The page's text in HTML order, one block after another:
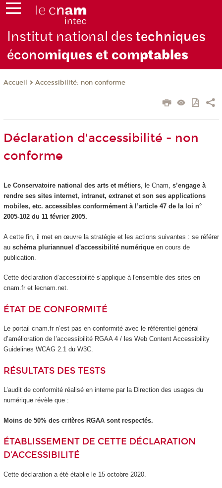
Institut national destechniques
économiques et comptables
Accueil Accessibilité: non conforme
Déclaration d'accessibilité - non
conforme
Le Conservatoire national des arts et métiers, le Cnam, s’engage à
rendre ses sites internet, intranet, extranet et son ses applications
mobiles, etc. accessibles conformément à l’article 47 de la loi n°
2005-102 du 11 février 2005.
A cette fin, il met en œuvre la stratégie et les actions suivantes : se référer
au schéma pluriannuel d'accessibilité numériqueen cours de
publication.
Cette déclaration d’accessibilité s’applique à l'ensemble des sites en
cnam.fr et lecnam.net.
ÉTAT DE CONFORMITÉ
Le portail cnam.fr n’est pas en conformité avec le référentiel général
d’amélioration de l’accessibilité RGAA 4 / les Web Content Accessibility
Guidelines WCAG 2.1 du W3C.
RÉSULTATS DES TESTS
L’audit de conformité réalisé en interne par la Direction des usages du
numérique révèle que :
Moins de 50% des critères RGAA sont respectés.
ÉTABLISSEMENT DE CETTE DÉCLARATION
D’ACCESSIBILITÉ
Cette déclaration a été établie le 15 octobre 2020.